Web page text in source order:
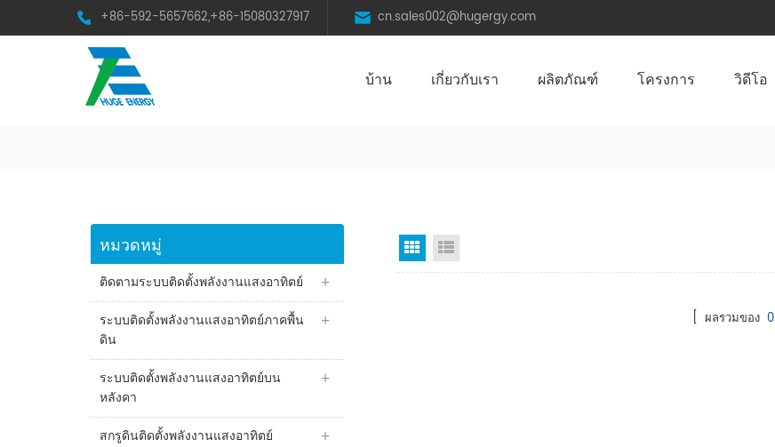
+86-592-5657662,+86-15080327917 cn.sales002@hugergy.com
บ้าน เกี่ยวกับเรา ผลิตภัณฑ์ โครงการ วิดีโอ
หมวดหมู่
ติดตามระบบติดตั้งพลังงานแสงอาทิตย์
ระบบติดตั้งพลังงานแสงอาทิตย์ภาคพื้น
ดิน
ระบบติดตั้งพลังงานแสงอาทิตย์บน
หลังคา
สกรูดินติดตั้งพลังงานแสงอาทิตย์
มุมมองตาราง
[ ผลรวมของ 0